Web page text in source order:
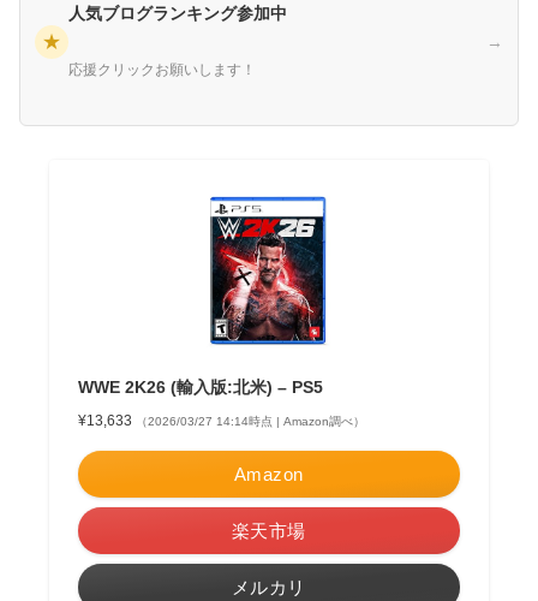
★
人気ブログランキング参加中
応援クリックお願いします！
→
WWE 2K26 (輸入版:北米) – PS5
¥13,633 （2026/03/27 14:14時点 | Amazon調べ）
Amazon
楽天市場
メルカリ